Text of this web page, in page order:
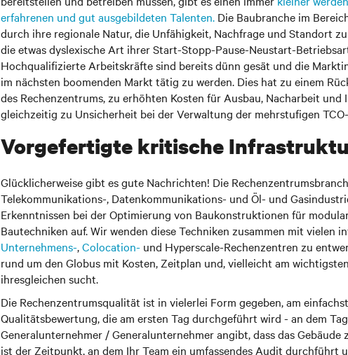
erfahrenen und gut ausgebildeten Talenten. Die Baubranche im
durch ihre regionale Natur, die Unfähigkeit, Nachfrage und Standort
die etwas dyslexische Art ihrer Start-Stopp-Pause-Neustart-
Hochqualifizierte Arbeitskräfte sind bereits dünn gesät und die
im nächsten boomenden Markt tätig zu werden. Dies hat zu einem
des Rechenzentrums, zu erhöhten Kosten für Ausbau, Nacharbeit
gleichzeitig zu Unsicherheit bei der Verwaltung der mehrstufigen
Vorgefertigte kritische
Glücklicherweise gibt es gute Nachrichten! Die
Telekommunikations-, Datenkommunikations- und Öl- und
Erkenntnissen bei der Optimierung von Baukonstruktionen für
Bautechniken auf. Wir wenden diese Techniken zusammen mit vielen
Unternehmens-,Colocation- und Hyperscale-Rechenzentren zu
rund um den Globus mit Kosten, Zeitplan und, vielleicht am
ihresgleichen sucht.
Die Rechenzentrumsqualität ist in vielerlei Form gegeben, am
Qualitätsbewertung, die am ersten Tag durchgeführt wird - an dem
Generalunternehmer / Generalunternehmer angibt, dass das
ist der Zeitpunkt, an dem Ihr Team ein umfassendes Audit durchführt